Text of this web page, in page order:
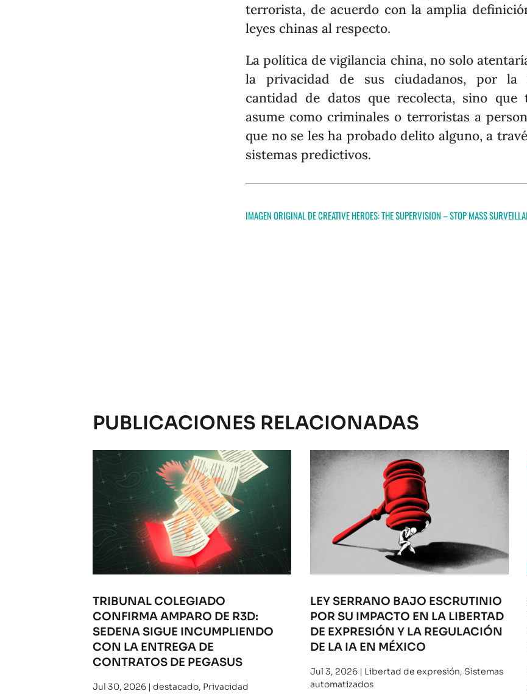
terrorista, de acuerdo con la amplia
leyes chinas al respecto.
La política de vigilancia china, no solo
la privacidad de sus ciudadanos, por la
cantidad de datos que recolecta, sino que
asume como criminales o terroristas a
que no se les ha probado delito alguno, a
sistemas predictivos.
IMAGEN ORIGINAL DE CREATIVE HEROES:THE SUPERVISION – STOP MASS
PUBLICACIONES RELACIONADAS
TRIBUNAL COLEGIADO
CONFIRMA AMPARO DE R3D:
SEDENA SIGUE INCUMPLIENDO
CON LA ENTREGA DE
CONTRATOS DE PEGASUS
Jul 30, 2026| destacado, Privacidad
LEY SERRANO BAJO ESCRUTINIO
POR SU IMPACTO EN LA LIBERTAD
DE EXPRESIÓN Y LA REGULACIÓN
DE LA IA EN MÉXICO
Jul 3, 2026 | Libertad de expresión, Sistemas
automatizados